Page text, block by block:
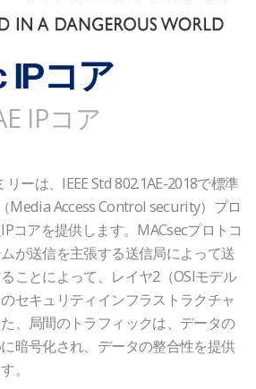
IPコア
IPコア
ーは、IEEE Std 802.1AE-2018で標準
Media Access Control security）プロ
コアを提供します。MACsecプロトコ
が送信を主張する送信局によって送
ことによって、レイヤ2（OSIモデル
セキュリティインフラストラクチャ
、局間のトラフィックは、データの
暗号化され、データの整合性を提供
。